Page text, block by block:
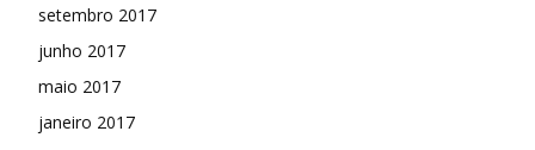
setembro 2017
junho 2017
maio 2017
janeiro 2017